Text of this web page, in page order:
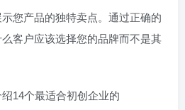
您产品的独特卖点。通过正确的
客户应该选择您的品牌而不是其
14个最适合初创企业的